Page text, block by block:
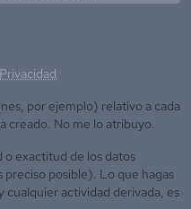
por ejemplo) relativo a cada
creado. No me lo atribuyo.
o exactitud de los datos
posible). Lo que hagas
cualquier actividad derivada, es